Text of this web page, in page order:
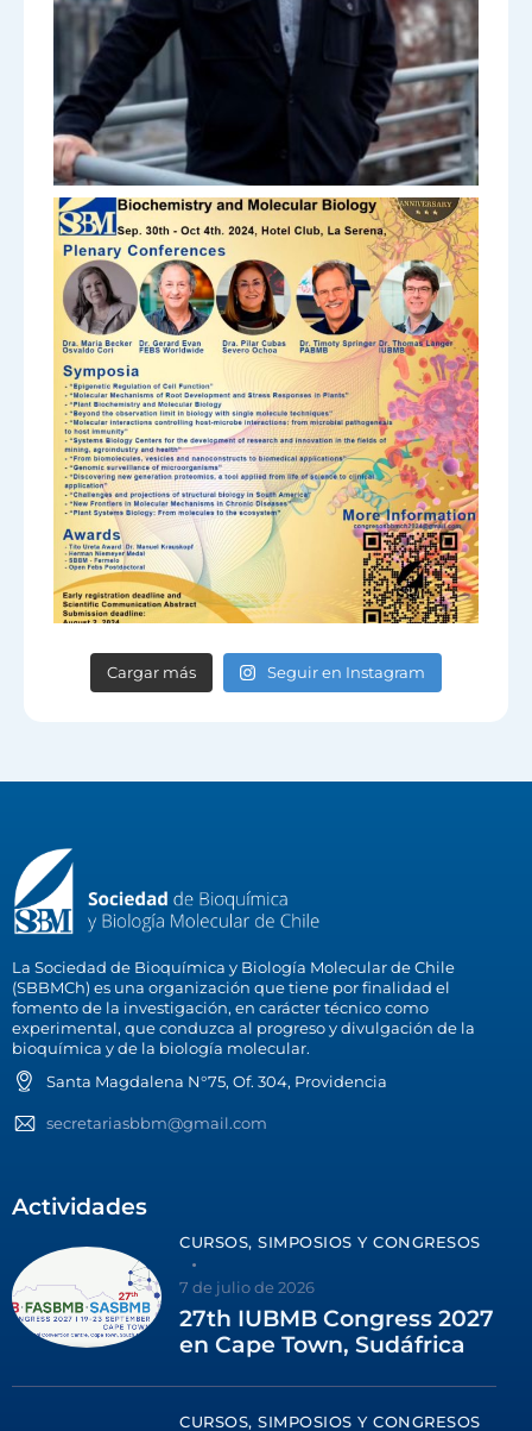
Cargar más Seguir en Instagram
La Sociedad de Bioquímica y Biología Molecular de Chile
(SBBMCh) es una organización que tiene por finalidad el
fomento de la investigación, en carácter técnico como
experimental, que conduzca al progreso y divulgación de la
bioquímica y de la biología molecular.
Santa Magdalena N°75, Of. 304, Providencia
secretariasbbm@gmail.com
Actividades
CURSOS, SIMPOSIOS Y CONGRESOS
7 de julio de 2026
27th IUBMB Congress 2027
en Cape Town, Sudáfrica
CURSOS, SIMPOSIOS Y CONGRESOS